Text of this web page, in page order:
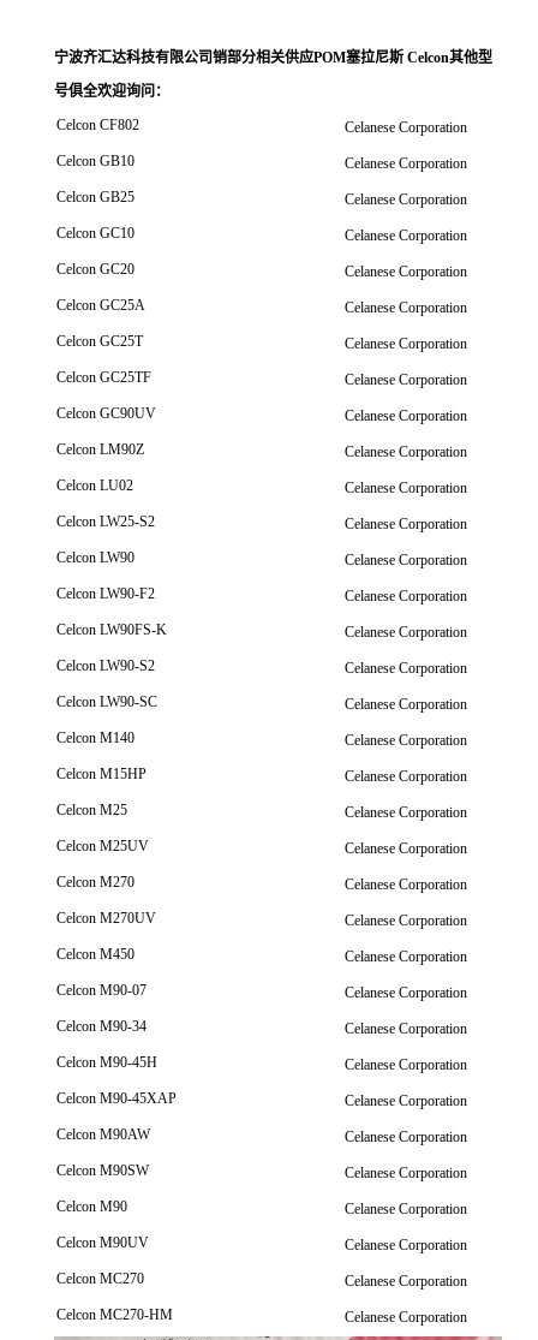
宁波齐汇达科技有限公司销部分相关供应POM塞拉尼斯 Celcon其他型
号俱全欢迎询问 ：
Celcon CF802
Celanese Corporation
Celcon GB10
Celanese Corporation
Celcon GB25
Celanese Corporation
Celcon GC10
Celanese Corporation
Celcon GC20
Celanese Corporation
Celcon GC25A
Celanese Corporation
Celcon GC25T
Celanese Corporation
Celcon GC25TF
Celanese Corporation
Celcon GC90UV
Celanese Corporation
Celcon LM90Z
Celanese Corporation
Celcon LU02
Celanese Corporation
Celcon LW25-S2
Celanese Corporation
Celcon LW90
Celanese Corporation
Celcon LW90-F2
Celanese Corporation
Celcon LW90FS-K
Celanese Corporation
Celcon LW90-S2
Celanese Corporation
Celcon LW90-SC
Celanese Corporation
Celcon M140
Celanese Corporation
Celcon M15HP
Celanese Corporation
Celcon M25
Celanese Corporation
Celcon M25UV
Celanese Corporation
Celcon M270
Celanese Corporation
Celcon M270UV
Celanese Corporation
Celcon M450
Celanese Corporation
Celcon M90-07
Celanese Corporation
Celcon M90-34
Celanese Corporation
Celcon M90-45H
Celanese Corporation
Celcon M90-45XAP
Celanese Corporation
Celcon M90AW
Celanese Corporation
Celcon M90SW
Celanese Corporation
Celcon M90
Celanese Corporation
Celcon M90UV
Celanese Corporation
Celcon MC270
Celanese Corporation
Celcon MC270-HM
Celanese Corporation